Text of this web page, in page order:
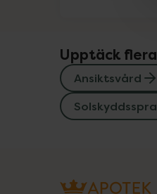
Upptäck
Ansiktsvård